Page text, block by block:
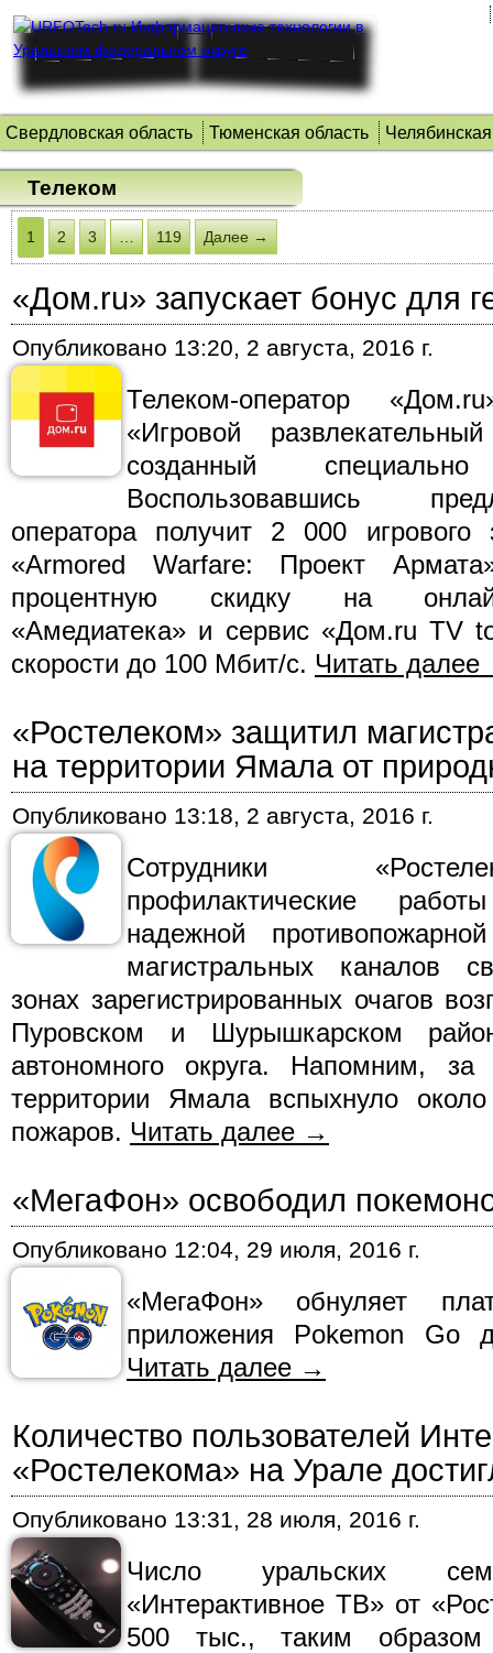
Свердловская область Тюменская область
Телеком
1 2 3 … 119 Далее →
«Дом.ru» запускает бонус для
Опубликовано 13:20, 2 августа, 2016 г.
Телеком-оператор
«Игровой
созданный
Воспользовавшись
оператора получит 2 000 игрового
«Armored Warfare: Проект
процентную скидку на
«Амедиатека» и сервис «Дом.ru TV
скорости до 100 Мбит/с. Читать далее
«Ростелеком» защитил
на территории Ямала от
Опубликовано 13:18, 2 августа, 2016 г.
Сотрудники
профилактические
надежной
магистральных каналов
зонах зарегистрированных очагов
Пуровском и Шурышкарском
автономного округа. Напомним,
территории Ямала вспыхнуло
пожаров. Читать далее →
«МегаФон» освободил
Опубликовано 12:04, 29 июля, 2016 г.
«МегаФон» обнуляет
приложения Pokemon Go
Читать далее →
Количество пользователей
«Ростелекома» на Урале
Опубликовано 13:31, 28 июля, 2016 г.
Число уральских
«Интерактивное ТВ» от
500 тыс., таким образом